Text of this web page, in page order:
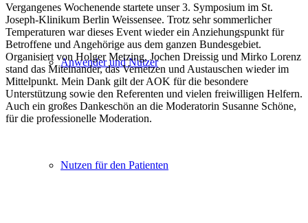
Anwender und Nutzer
Nutzen für den Patienten
Vergangenes Wochenende startete unser 3. Symposium im St.
Joseph-Klinikum Berlin Weissensee. Trotz sehr sommerlicher
Temperaturen war dieses Event wieder ein Anziehungspunkt für
Betroffene und Angehörige aus dem ganzen Bundesgebiet.
Organisiert von Holger Metzing, Jochen Dreissig und Mirko Lorenz
stand das Miteinander, das Vernetzen und Austauschen wieder im
Mittelpunkt. Mein Dank gilt der AOK für die besondere
Unterstützung sowie den Referenten und vielen freiwilligen Helfern.
Auch ein großes Dankeschön an die Moderatorin Susanne Schöne,
für die professionelle Moderation.